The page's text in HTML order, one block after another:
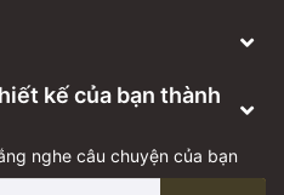
kế của bạn thành
nghe câu chuyện của bạn